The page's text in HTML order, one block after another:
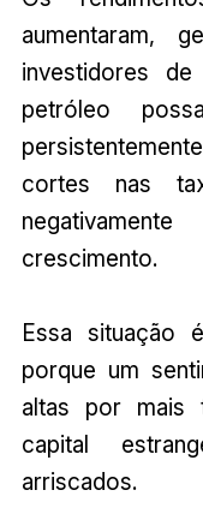
aumentaram,
investidores
petróleo
cortes nas
crescimento.
Essa situação
porque um
altas por mais
capital
arriscados.